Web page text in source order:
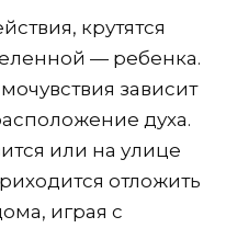
крутятся
— ребенка.
зависит
духа.
или на улице
отложить
играя с